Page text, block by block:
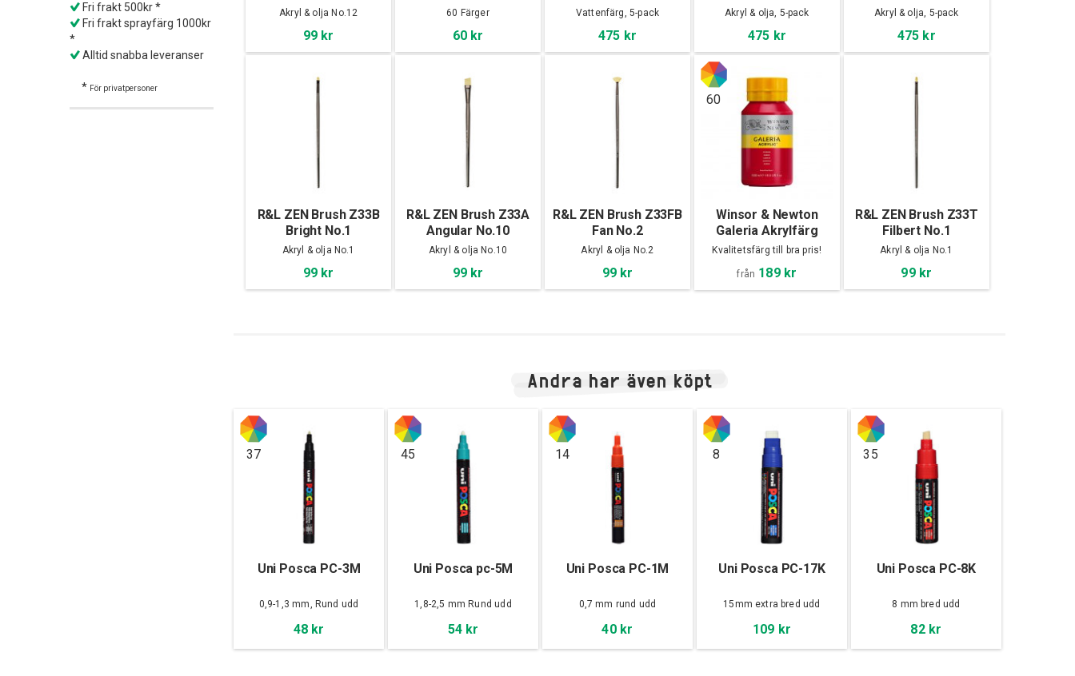
Fri frakt 500kr *
Fri frakt sprayfärg 1000kr
*
Alltid snabba leveranser
* För privatpersoner
Akryl & olja No.12
99 kr
60ml
60 Färger
60 kr
Vattenfärg, 5-pack
475 kr
Akryl & olja, 5-pack
475 kr
Akryl & olja, 5-pack
475 kr
R&L ZEN Brush Z33B
Bright No.1
Akryl & olja No.1
99 kr
R&L ZEN Brush Z33A
Angular No.10
Akryl & olja No.10
99 kr
R&L ZEN Brush Z33FB
Fan No.2
Akryl & olja No.2
99 kr
60
Winsor & Newton
Galeria Akrylfärg
500ml
Kvalitetsfärg till bra pris!
från 189 kr
R&L ZEN Brush Z33T
Filbert No.1
Akryl & olja No.1
99 kr
Andra har även köpt
37
Uni Posca PC-3M
0,9-1,3 mm, Rund udd
48 kr
45
Uni Posca pc-5M
1,8-2,5 mm Rund udd
54 kr
14
Uni Posca PC-1M
0,7 mm rund udd
40 kr
8
Uni Posca PC-17K
15mm extra bred udd
109 kr
35
Uni Posca PC-8K
8 mm bred udd
82 kr